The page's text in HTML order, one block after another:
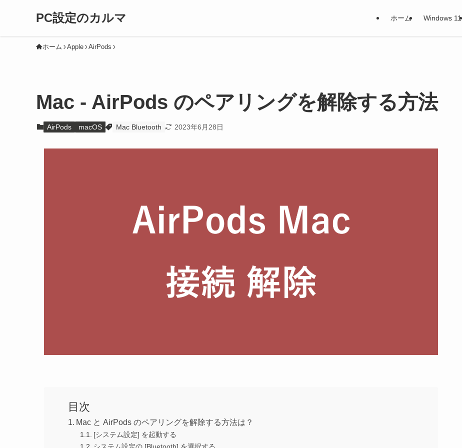
PC設定のカルマ ホーム Windows 11
ホーム Apple AirPods
Mac - AirPods のペアリングを解除する方法
AirPods macOS Mac Bluetooth 2023年6月28日
目次
Mac と AirPods のペアリングを解除する方法は？
[システム設定] を起動する